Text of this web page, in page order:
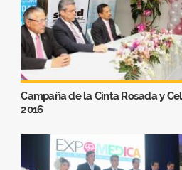
Campaña de la Cinta Rosada y
2016